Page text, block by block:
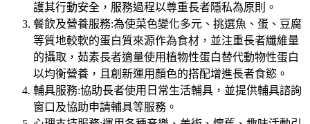
護其行動安全，服務過程以尊重長者隱私為原則。
餐飲及營養服務:為使菜色變化多元、挑選魚、蛋、豆腐
等質地較軟的蛋白質來源作為食材，並注重長者纖維量
的攝取，茹素長者適量使用植物性蛋白替代動物性蛋白
以均衡營養，且創新運用顏色的搭配增進長者食慾。
輔具服務:協助長者使用日常生活輔具，並提供輔具諮詢
窗口及協助申請輔具等服務。